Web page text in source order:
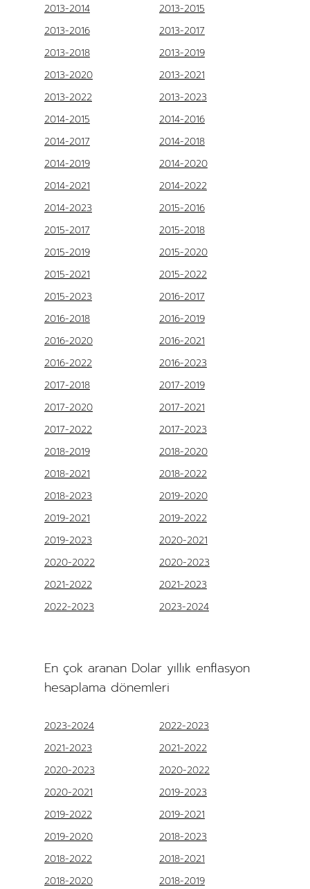
2013-2014
2013-2015
2013-2016
2013-2017
2013-2018
2013-2019
2013-2020
2013-2021
2013-2022
2013-2023
2014-2015
2014-2016
2014-2017
2014-2018
2014-2019
2014-2020
2014-2021
2014-2022
2014-2023
2015-2016
2015-2017
2015-2018
2015-2019
2015-2020
2015-2021
2015-2022
2015-2023
2016-2017
2016-2018
2016-2019
2016-2020
2016-2021
2016-2022
2016-2023
2017-2018
2017-2019
2017-2020
2017-2021
2017-2022
2017-2023
2018-2019
2018-2020
2018-2021
2018-2022
2018-2023
2019-2020
2019-2021
2019-2022
2019-2023
2020-2021
2020-2022
2020-2023
2021-2022
2021-2023
2022-2023
2023-2024
En çok aranan Dolar yıllık enflasyon
hesaplama dönemleri
2023-2024
2022-2023
2021-2023
2021-2022
2020-2023
2020-2022
2020-2021
2019-2023
2019-2022
2019-2021
2019-2020
2018-2023
2018-2022
2018-2021
2018-2020
2018-2019